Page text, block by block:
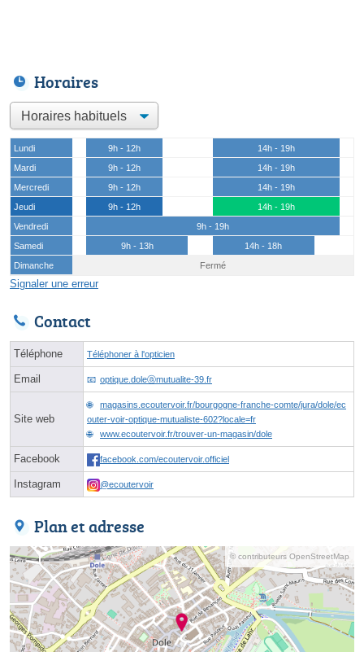
Horaires
Lundi 9h - 12h
14h - 19h
Mardi
9h - 12h
14h - 19h
Mercredi
9h - 12h
14h - 19h
Jeudi
9h - 12h
14h - 19h
Vendredi
9h - 19h
Samedi
9h - 13h
14h - 18h
Dimanche
Fermé
Signaler une erreur
Contact
Téléphone Téléphoner à l'opticien
Email optique.doleⓐmutualite-39.fr
Site web
magasins.ecoutervoir.fr/bourgogne-franche-comte/jura/dole/ec
outer-voir-optique-mutualiste-602?locale=fr
www.ecoutervoir.fr/trouver-un-magasin/dole
Facebook facebook.com/ecoutervoir.officiel
Instagram @ecoutervoir
Plan et adresse
© contributeurs OpenStreetMap